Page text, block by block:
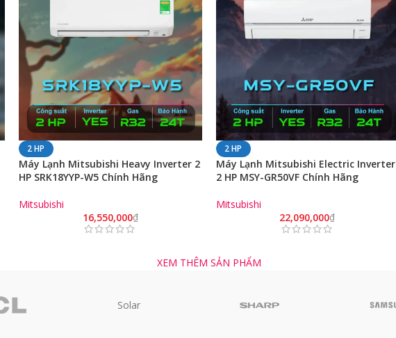
2 HP
Máy Lạnh Mitsubishi Heavy Inverter 2
HP SRK18YYP-W5 Chính Hãng
Mitsubishi
16,550,000₫
2 HP
Máy Lạnh Mitsubishi Electric Inverter
2 HP MSY-GR50VF Chính Hãng
Mitsubishi
22,090,000₫
XEM THÊM SẢN PHẨM
Solar